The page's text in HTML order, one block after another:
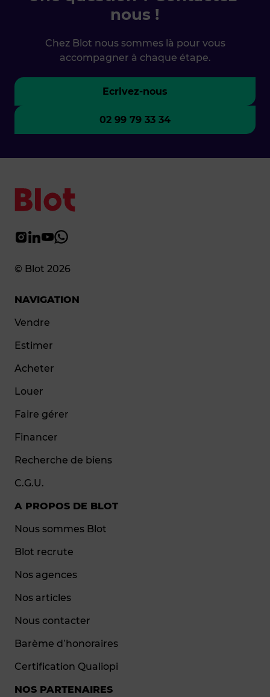
nous !
Chez Blot nous sommes là pour vous
accompagner à chaque étape.
Ecrivez-nous
02 99 79 33 34
© Blot 2026
NAVIGATION
Vendre
Estimer
Acheter
Louer
Faire gérer
Financer
Recherche de biens
C.G.U.
A PROPOS DE BLOT
Nous sommes Blot
Blot recrute
Nos agences
Nos articles
Nous contacter
Barème d’honoraires
Certification Qualiopi
NOS PARTENAIRES